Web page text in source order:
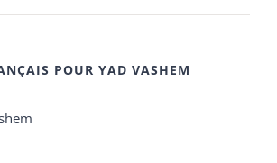
POUR YAD VASHEM